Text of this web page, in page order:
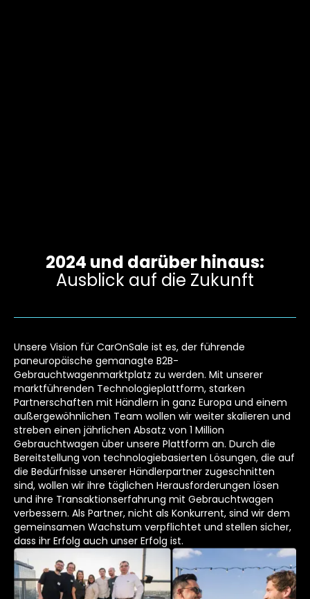
2024 und darüber hinaus:
Ausblick auf die Zukunft
Unsere Vision für CarOnSale ist es, der führende
paneuropäische gemanagte B2B-
Gebrauchtwagenmarktplatz zu werden. Mit unserer
marktführenden Technologieplattform, starken
Partnerschaften mit Händlern in ganz Europa und einem
außergewöhnlichen Team wollen wir weiter skalieren und
streben einen jährlichen Absatz von 1 Million
Gebrauchtwagen über unsere Plattform an. Durch die
Bereitstellung von technologiebasierten Lösungen, die auf
die Bedürfnisse unserer Händlerpartner zugeschnitten
sind, wollen wir ihre täglichen Herausforderungen lösen
und ihre Transaktionserfahrung mit Gebrauchtwagen
verbessern. Als Partner, nicht als Konkurrent, sind wir dem
gemeinsamen Wachstum verpflichtet und stellen sicher,
dass ihr Erfolg auch unser Erfolg ist.